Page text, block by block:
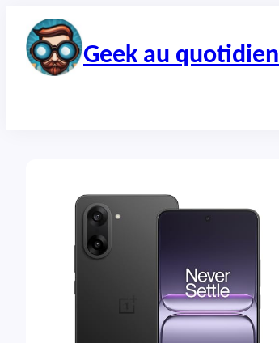
contenu
Geek au quotidien